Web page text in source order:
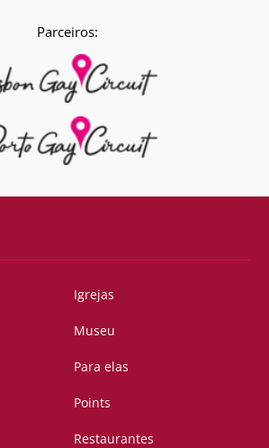
Parceiros:
Igrejas
Museu
Para elas
Points
Restaurantes